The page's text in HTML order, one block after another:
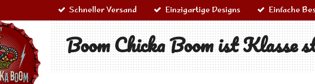
Schneller Versand Einzigartige Designs Einfache
Boom Chicka Boom ist Klasse